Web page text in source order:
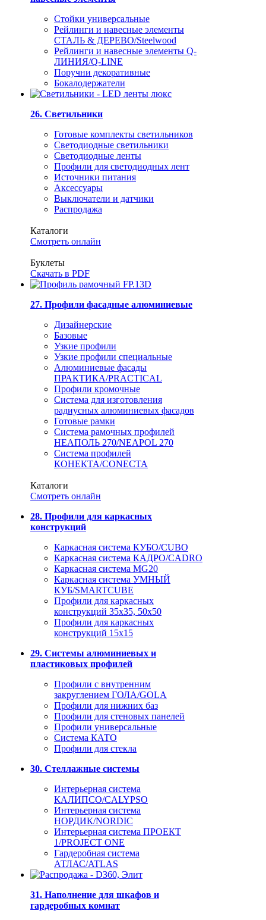
Стойки универсальные
Рейлинги и навесные элементы
СТАЛЬ & ДЕРЕВО/Steelwood
Рейлинги и навесные элементы Q-
ЛИНИЯ/Q-LINE
Поручни декоративные
Бокалодержатели
26. Светильники
Готовые комплекты светильников
Светодиодные светильники
Светодиодные ленты
Профили для светодиодных лент
Источники питания
Аксессуары
Выключатели и датчики
Распродажа
Каталоги
Смотреть онлайн
Буклеты
Скачать в PDF
27. Профили фасадные алюминиевые
Дизайнерские
Базовые
Узкие профили
Узкие профили специальные
Алюминиевые фасады
ПРАКТИКА/PRACTICAL
Профили кромочные
Система для изготовления
радиусных алюминиевых фасадов
Готовые рамки
Система рамочных профилей
НЕАПОЛЬ 270/NEAPOL 270
Система профилей
КОНЕКТА/CONECTA
Каталоги
Смотреть онлайн
28. Профили для каркасных
конструкций
Каркасная система КУБО/CUBO
Каркасная система КАДРО/CADRO
Каркасная система MG20
Каркасная система УМНЫЙ
КУБ/SMARTCUBE
Профили для каркасных
конструкций 35x35, 50x50
Профили для каркасных
конструкций 15х15
29. Системы алюминиевых и
пластиковых профилей
Профили с внутренним
закруглением ГОЛА/GOLA
Профили для нижних баз
Профили для стеновых панелей
Профили универсальные
Система КАТО
Профили для стекла
30. Стеллажные системы
Интерьерная система
КАЛИПСО/CALYPSO
Интерьерная система
НОРДИК/NORDIC
Интерьерная система ПРОЕКТ
1/PROJECT ONE
Гардеробная система
АТЛАС/ATLAS
31. Наполнение для шкафов и
гардеробных комнат